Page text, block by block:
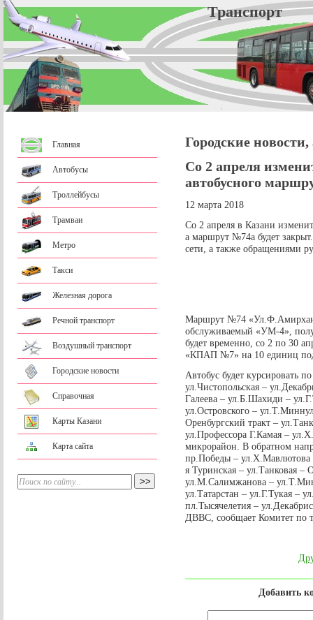
Главная
Автобусы
Троллейбусы
Трамваи
Метро
Такси
Железная дорога
Речной транспорт
Воздушный транспорт
Городские новости
Справочная
Карты Казани
Карта сайта
Городские
Со 2 апреля
автобусного
12 марта 2018
Со 2 апреля в Казани
а маршрут №74а будет
сети, а также
Маршрут №74
обслуживаемый «УМ-4»,
будет временно, со 2 по 30
«КПАП №7» на 10 единиц
Автобус будет курсировать
ул.Чистопольская –
Галеева – ул.Б.Шахиди –
ул.Островского –
Оренбургский тракт –
ул.Профессора Г.Камая –
микрорайон. В обратном
пр.Победы – ул.Х.Мавлютова
я Туринская – ул.Танковая
ул.М.Салимжанова –
ул.Татарстан – ул.Г.Тукая –
пл.Тысячелетия –
ДВВС, сообщает Комитет по
Добавить